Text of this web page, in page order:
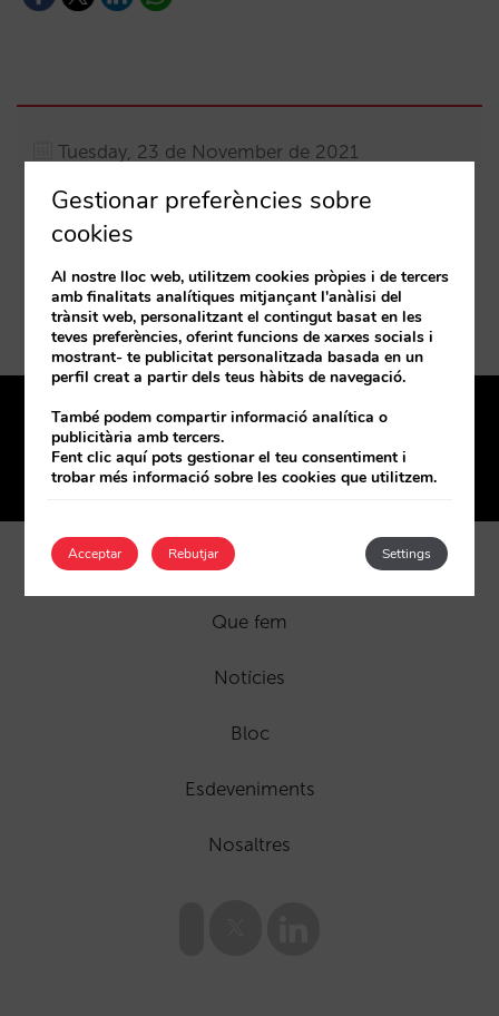
Tuesday, 23 de November de 2021
09:30 a 12:00
C. Lince, Km 187 Marbella 29603 Spain
Com arribar-hi
Tenim oficina a prop teu
Coneix-les
Que fem
Notícies
Bloc
Esdeveniments
Nosaltres
Gestionar preferències sobre
cookies
Al nostre lloc web, utilitzem cookies pròpies i de tercers
amb finalitats analítiques mitjançant l'anàlisi del
trànsit web, personalitzant el contingut basat en les
teves preferències, oferint funcions de xarxes socials i
mostrant- te publicitat personalitzada basada en un
perfil creat a partir dels teus hàbits de navegació.
També podem compartir informació analítica o
publicitària amb tercers.
Fent clic aquí pots gestionar el teu consentiment i
trobar més informació sobre les cookies que utilitzem.
Acceptar Settings
Rebutjar